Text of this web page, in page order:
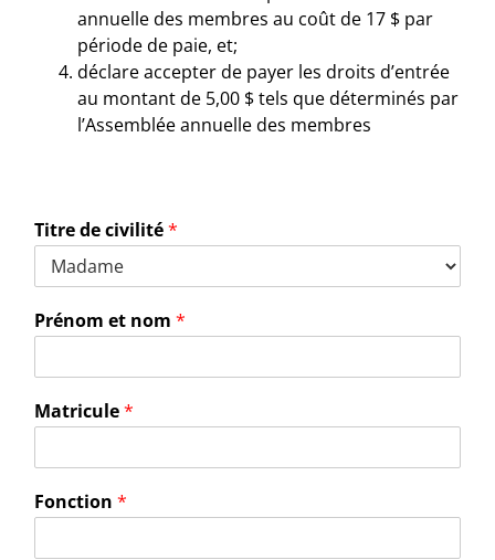
annuelle des membres au coût de 17 $ par
période de paie, et;
déclare accepter de payer les droits d’entrée
au montant de 5,00 $ tels que déterminés par
l’Assemblée annuelle des membres
Titre de civilité*
Prénom et nom *
Matricule*
Fonction *